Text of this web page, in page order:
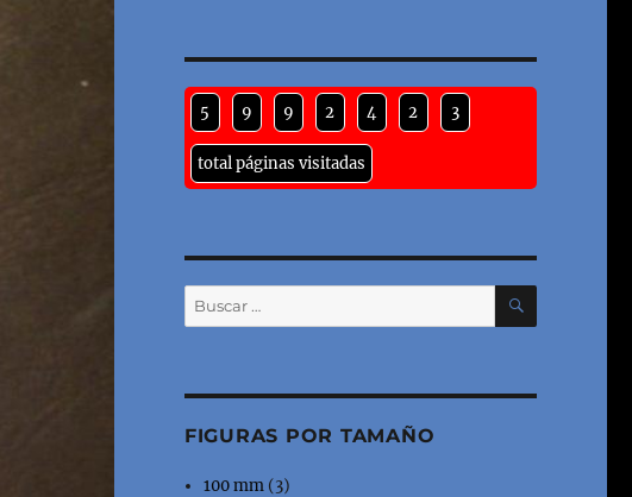
5 9 9 2 4 2 3
total páginas visitadas
Buscar
por:
BUSCAR
FIGURAS POR TAMAÑO
100 mm (3)